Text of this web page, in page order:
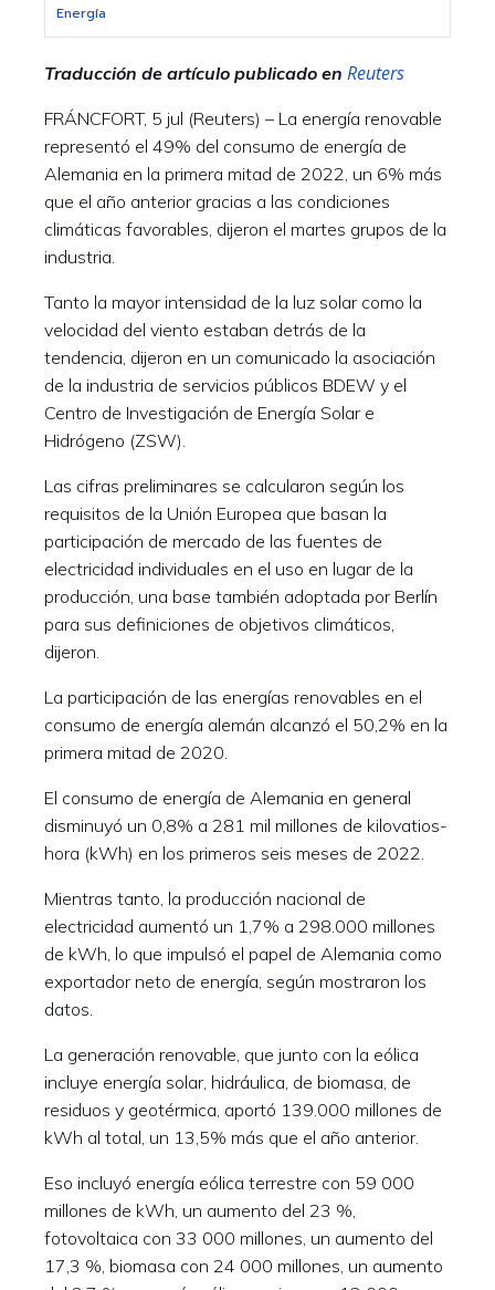
Energía
Traducción de artículo publicado en Reuters
FRÁNCFORT, 5 jul (Reuters) – La energía renovable
representó el 49% del consumo de energía de
Alemania en la primera mitad de 2022, un 6% más
que el año anterior gracias a las condiciones
climáticas favorables, dijeron el martes grupos de la
industria.
Tanto la mayor intensidad de la luz solar como la
velocidad del viento estaban detrás de la
tendencia, dijeron en un comunicado la asociación
de la industria de servicios públicos BDEW y el
Centro de Investigación de Energía Solar e
Hidrógeno (ZSW).
Las cifras preliminares se calcularon según los
requisitos de la Unión Europea que basan la
participación de mercado de las fuentes de
electricidad individuales en el uso en lugar de la
producción, una base también adoptada por Berlín
para sus definiciones de objetivos climáticos,
dijeron.
La participación de las energías renovables en el
consumo de energía alemán alcanzó el 50,2% en la
primera mitad de 2020.
El consumo de energía de Alemania en general
disminuyó un 0,8% a 281 mil millones de kilovatios-
hora (kWh) en los primeros seis meses de 2022.
Mientras tanto, la producción nacional de
electricidad aumentó un 1,7% a 298.000 millones
de kWh, lo que impulsó el papel de Alemania como
exportador neto de energía, según mostraron los
datos.
La generación renovable, que junto con la eólica
incluye energía solar, hidráulica, de biomasa, de
residuos y geotérmica, aportó 139.000 millones de
kWh al total, un 13,5% más que el año anterior.
Eso incluyó energía eólica terrestre con 59 000
millones de kWh, un aumento del 23 %,
fotovoltaica con 33 000 millones, un aumento del
17,3 %, biomasa con 24 000 millones, un aumento